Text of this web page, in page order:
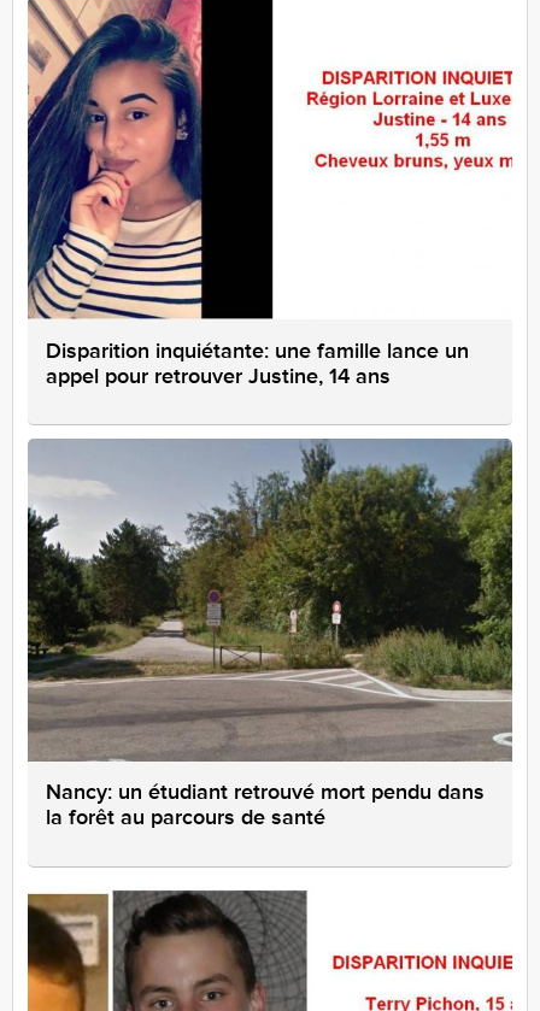
Disparition inquiétante: une famille lance un
appel pour retrouver Justine, 14 ans
Nancy: un étudiant retrouvé mort pendu dans
la forêt au parcours de santé